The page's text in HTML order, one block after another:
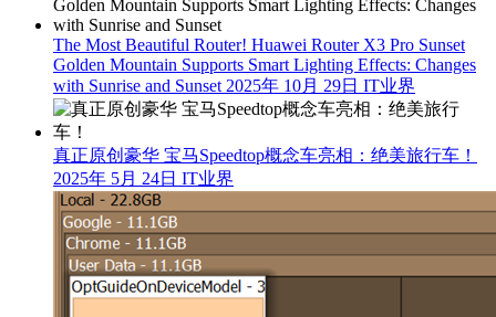
The Most Beautiful Router! Huawei Router X3 Pro Sunset
Golden Mountain Supports Smart Lighting Effects: Changes
with Sunrise and Sunset 2025年 10月 29日 IT业界
真正原创豪华 宝马Speedtop概念车亮相：绝美旅行车！
2025年 5月 24日 IT业界